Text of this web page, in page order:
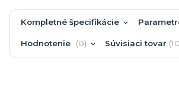
Kompletné špecifikácie
Hodnotenie 0 Súvisiaci tovar